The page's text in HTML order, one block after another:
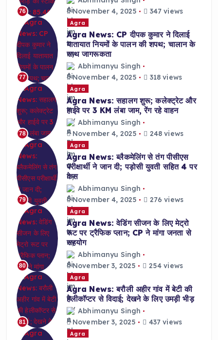
76
November 4, 2025
347 views
77
Agra
Agra News: CP दीपक कुमार ने दिलाई
यातायात नियमों के पालन की शपथ; चालान के
साथ जागरूकता
Abhimanyu Singh
November 4, 2025
318 views
78
Agra
Agra News: सहालग शुरू; कलेक्ट्रेट और
हाईवे पर 3 KM लंबा जाम, रेंग रहे वाहन
Abhimanyu Singh
November 4, 2025
248 views
79
Agra
Agra News: ब्लैकमेलिंग से तंग पीसीएस
परीक्षार्थी ने जान दी; पड़ोसी युवती सहित 4 पर
केस
Abhimanyu Singh
November 4, 2025
276 views
80
Agra
Agra News: वेडिंग सीजन के लिए मेट्रो
रूट पर ट्रैफिक प्लान; CP ने मांगा जनता से
सहयोग
Abhimanyu Singh
November 3, 2025
254 views
81
Agra
Agra News: बरौली अहीर गांव में बेटी की
हेलीकॉप्टर से विदाई; देखने के लिए उमड़ी भीड़
Abhimanyu Singh
November 3, 2025
437 views
Agra